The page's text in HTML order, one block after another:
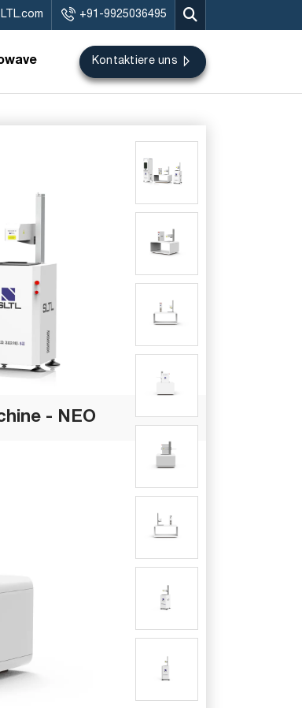
+91-9925036495
Kontaktiere uns
- NEO